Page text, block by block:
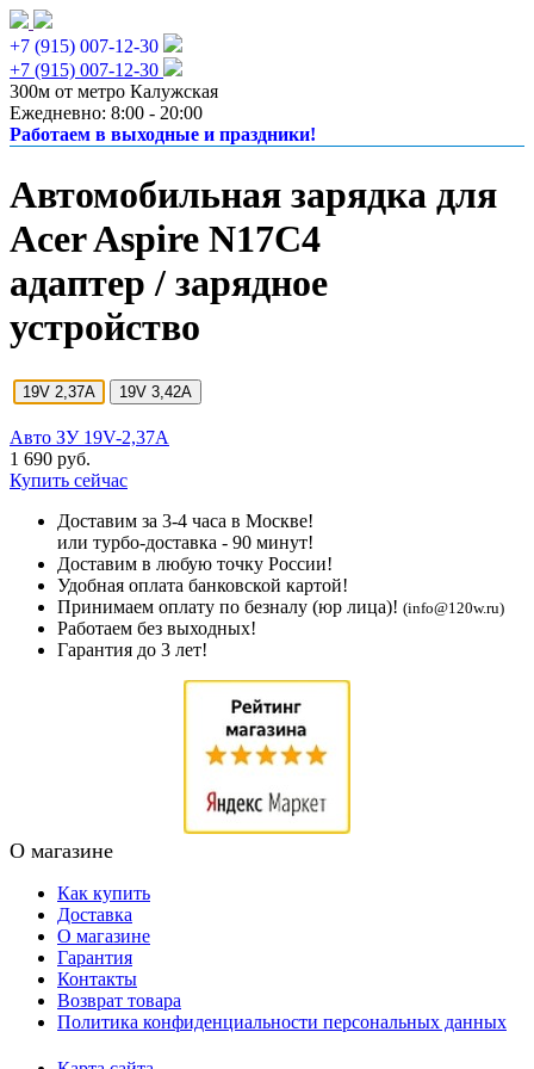
+7 (915) 007-12-30
+7 (915) 007-12-30
300м от метро Калужская
Ежедневно: 8:00 - 20:00
Работаем в выходные и праздники!
Автомобильная зарядка для
Acer Aspire N17C4
адаптер / зарядное
устройство
19V 2,37A 19V 3,42A
Авто ЗУ 19V-2,37A
1 690 руб.
Купить сейчас
Доставим за 3-4 часа в Москве!
или турбо-доставка - 90 минут!
Доставим в любую точку России!
Удобная оплата банковской картой!
Принимаем оплату по безналу (юр лица)! (info@120w.ru)
Работаем без выходных!
Гарантия до 3 лет!
О магазине
Как купить
Доставка
О магазине
Гарантия
Контакты
Возврат товара
Политика конфиденциальности персональных данных